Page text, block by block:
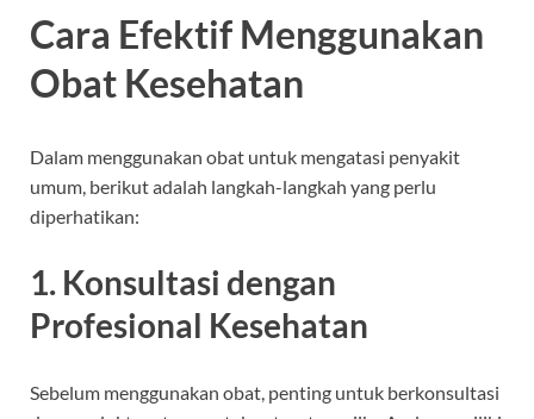
Cara Efektif Menggunakan
Obat Kesehatan
Dalam menggunakan obat untuk mengatasi penyakit
umum, berikut adalah langkah-langkah yang perlu
diperhatikan:
1. Konsultasi dengan
Profesional Kesehatan
Sebelum menggunakan obat, penting untuk berkonsultasi